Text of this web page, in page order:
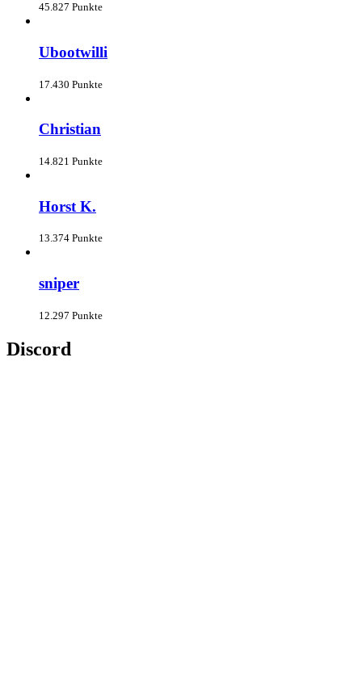
45.827 Punkte
Ubootwilli
17.430 Punkte
Christian
14.821 Punkte
Horst K.
13.374 Punkte
sniper
12.297 Punkte
Discord